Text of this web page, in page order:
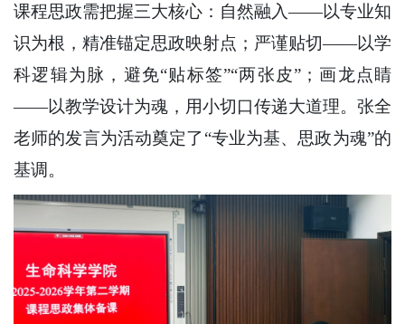
课程思政需把握三大核心：自然融入——以专业知
识为根，精准锚定思政映射点；严谨贴切——以学
科逻辑为脉，避免“贴标签”“两张皮”；画龙点睛
——以教学设计为魂，用小切口传递大道理。张全
老师的发言为活动奠定了“专业为基、思政为魂”的
基调。